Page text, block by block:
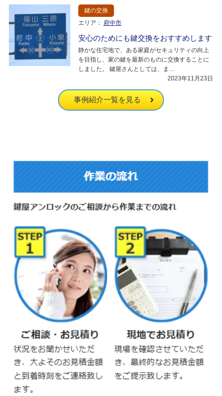
鍵の交換
エリア：
府中市
安心のためにも鍵交換をおすすめします
静かな住宅地で、ある家庭がセキュリティの向上
を目指し、家の鍵を最新のものに交換することに
しました。 鍵屋さんとしては、ま…
2023年11月23日
事例紹介一覧を見る